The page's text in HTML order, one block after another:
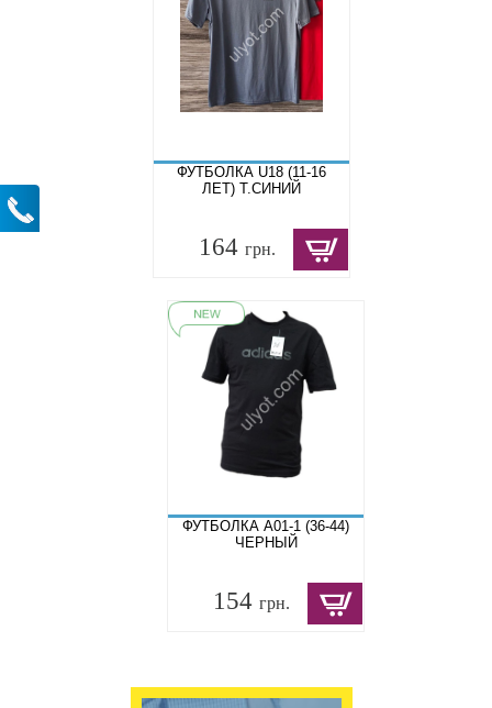
ФУТБОЛКА U18 (11-16
ЛЕТ) Т.СИНИЙ
164 грн.
ФУТБОЛКА A01-1 (36-44)
ЧЕРНЫЙ
154 грн.